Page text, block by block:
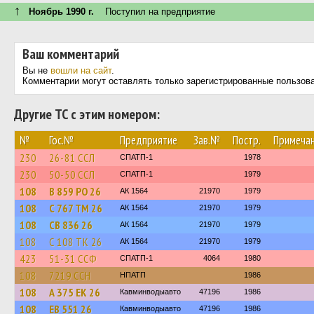
↑ Ноябрь 1990 г. Поступил на предприятие
Ваш комментарий
Вы не вошли на сайт.
Комментарии могут оставлять только зарегистрированные
Другие ТС с этим номером:
№ Гос.№ Предприятие Зав.№ Постр.
230 26-81 ССЛ СПАТП-1 1978
230 50-50 ССЛ СПАТП-1 1979
108 В 859 РО 26 АК 1564 21970 1979
108 С 767 ТМ 26 АК 1564 21970 1979
108 СВ 836 26 АК 1564 21970 1979
108 С 108 ТК 26 АК 1564 21970 1979
423 51-31 ССФ СПАТП-1 4064 1980
108 7219 ССН НПАТП 1986
108 А 375 ЕК 26 Кавминводыавто 47196 1986
108 ЕВ 551 26 Кавминводыавто 47196 1986